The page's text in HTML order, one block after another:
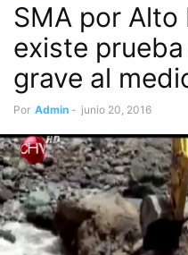
SMA por Alto
existe
grave al
Por Admin - junio 20, 2016